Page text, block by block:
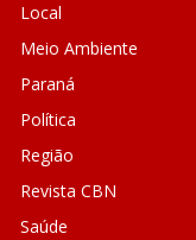
Local
Meio Ambiente
Paraná
Política
Região
Revista CBN
Saúde